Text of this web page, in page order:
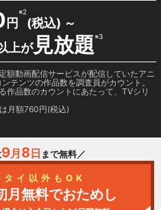
円
※2
(税込) ～
上が見放題※3
額動画配信サービスが配信していたアニ
テンツの作品数を調査員がカウント。
作品数のカウントにあたって、TVシリ
月額760円(税込)
9月 8日 まで無料／
タイ以外もOK
月無料でおためし